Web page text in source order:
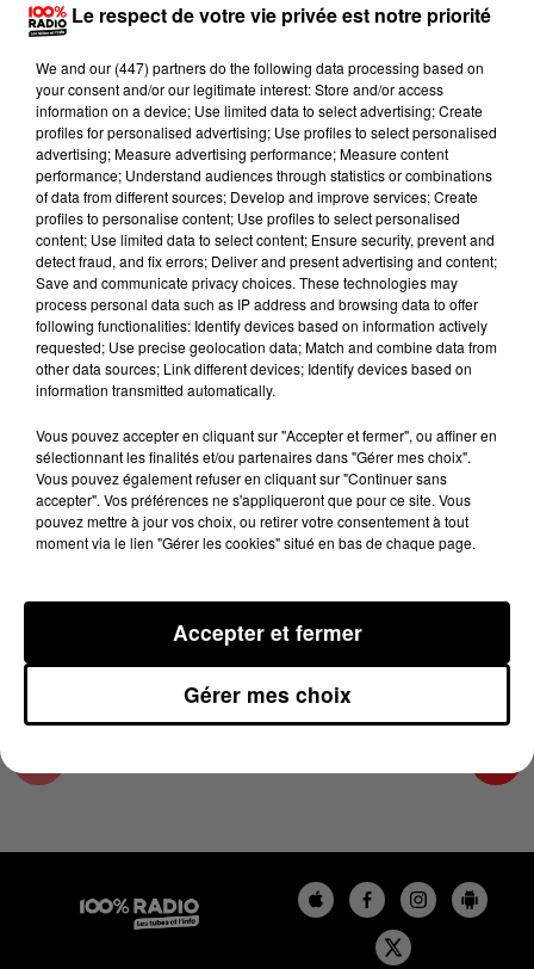
Lecture (4 min 8 sec)
100%
100% Radio les infos de l'Ariege
17 novembre 2023 - 4 min 8 sec
LES INFOS DE L'ARIEGE DU 17/11/2023 À
08H30
Podcasts infos de l'Ariège
Le respect de votre vie privée est notre priorité
We and our (447) partnersdo the following data processing based on
your consent and/or our legitimate interest: Store and/or access
information on a device; Use limited data to select advertising; Create
profiles for personalised advertising; Use profiles to select personalised
advertising; Measure advertising performance; Measure content
performance; Understand audiences through statistics or combinations
of data from different sources; Develop and improve services; Create
profiles to personalise content; Use profiles to select personalised
content; Use limited data to select content; Ensure security, prevent and
detect fraud, and fix errors; Deliver and present advertising and content;
Save and communicate privacy choices. These technologies may
process personal data such as IP address and browsing data to offer
following functionalities: Identify devices based on information actively
requested; Use precise geolocation data; Match and combine data from
other data sources; Link different devices; Identify devices based on
information transmitted automatically.
Vous pouvez accepter en cliquant sur "Accepter et fermer", ou affiner en
sélectionnant les finalités et/ou partenaires dans "Gérer mes choix".
Vous pouvez également refuser en cliquant sur "Continuer sans
accepter". Vos préférences ne s'appliqueront que pour ce site. Vous
pouvez mettre à jour vos choix, ou retirer votre consentement à tout
moment via le lien "Gérer les cookies" situé en bas de chaque page.
Gérer mes choix
Accepter et fermer